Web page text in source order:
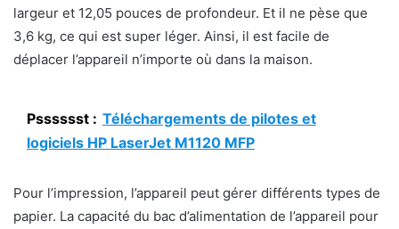
largeur et 12,05 pouces de profondeur. Et il ne pèse que
3,6 kg, ce qui est super léger. Ainsi, il est facile de
déplacer l’appareil n’importe où dans la maison.
Psssssst : Téléchargements de pilotes et
logiciels HP LaserJet M1120 MFP
Pour l’impression, l’appareil peut gérer différents types de
papier. La capacité du bac d’alimentation de l’appareil pour